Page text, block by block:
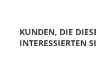
KUNDEN, DIE
INTERESSIERTEN